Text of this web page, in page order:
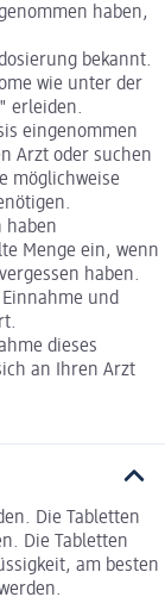
haben,
bekannt.
wie unter der
erleiden.
eingenommen
Arzt oder suchen
möglichweise
haben
Menge ein, wenn
haben.
und
dieses
an Ihren Arzt
Die Tabletten
Die Tabletten
am besten